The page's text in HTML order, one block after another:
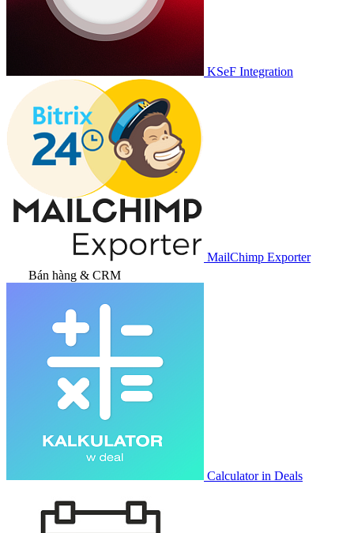
KSeF Integration
MailChimp Exporter
Bán hàng & CRM
Calculator in Deals